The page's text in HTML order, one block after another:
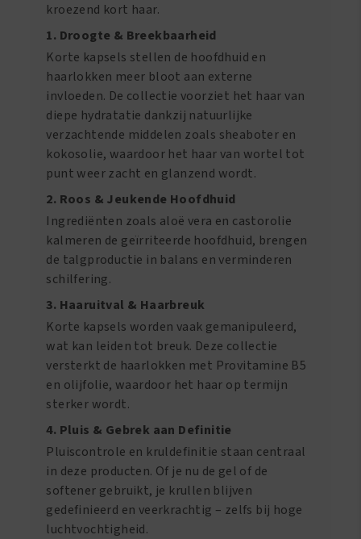
kroezend kort haar.
1. Droogte & Breekbaarheid
Korte kapsels stellen de hoofdhuid en
haarlokken meer bloot aan externe
invloeden. De collectie voorziet het haar van
diepe hydratatie dankzij natuurlijke
verzachtende middelen zoals sheaboter en
kokosolie, waardoor het haar van wortel tot
punt weer zacht en glanzend wordt.
2. Roos & Jeukende Hoofdhuid
Ingrediënten zoals aloë vera en castorolie
kalmeren de geïrriteerde hoofdhuid, brengen
de talgproductie in balans en verminderen
schilfering.
3. Haaruitval & Haarbreuk
Korte kapsels worden vaak gemanipuleerd,
wat kan leiden tot breuk. Deze collectie
versterkt de haarlokken met Provitamine B5
en olijfolie, waardoor het haar op termijn
sterker wordt.
4. Pluis & Gebrek aan Definitie
Pluiscontrole en kruldefinitie staan centraal
in deze producten. Of je nu de gel of de
softener gebruikt, je krullen blijven
gedefinieerd en veerkrachtig – zelfs bij hoge
luchtvochtigheid.